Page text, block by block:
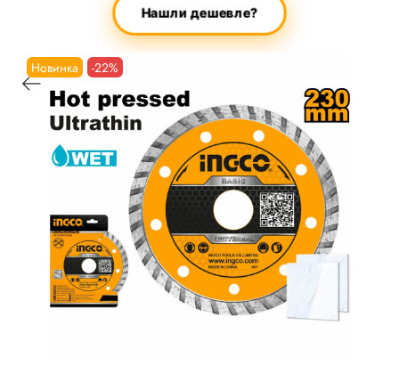
Нашли дешевле?
Новинка -22%